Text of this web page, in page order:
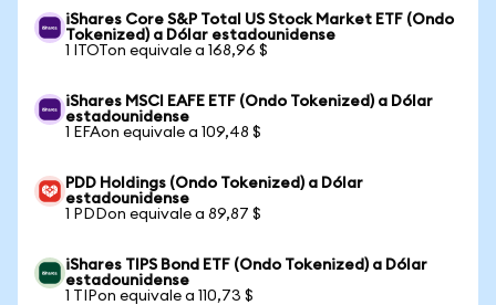
iShares Core S&P Total US Stock Market ETF (Ondo
Tokenized) a Dólar estadounidense
1 ITOTon equivale a 168,96 $
iShares MSCI EAFE ETF (Ondo Tokenized) a Dólar
estadounidense
1 EFAon equivale a 109,48 $
PDD Holdings (Ondo Tokenized) a Dólar
estadounidense
1 PDDon equivale a 89,87 $
iShares TIPS Bond ETF (Ondo Tokenized) a Dólar
estadounidense
1 TIPon equivale a 110,73 $